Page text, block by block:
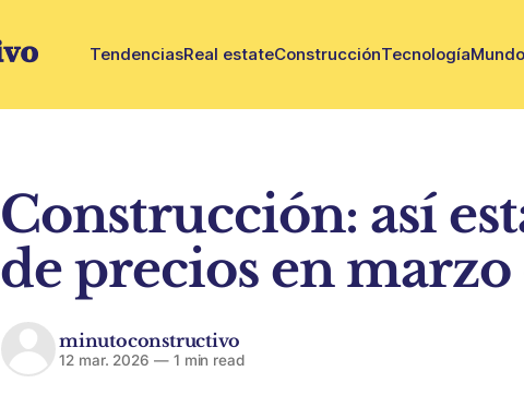
TendenciasReal estateConstrucciónTecnologíaMundo
Construcción: así
de precios en
minutoconstructivo
12 mar. 2026 —1 min read